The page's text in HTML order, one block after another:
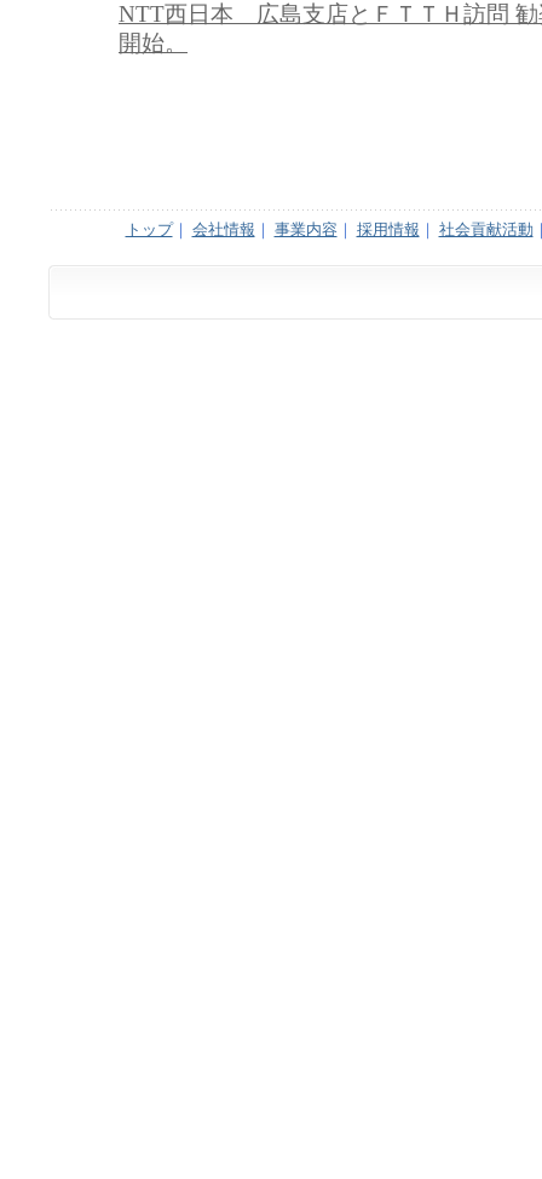
NTT西日本 広島支店とＦＴＴＨ訪問 勧
開始。
トップ｜ 会社情報 事業内容 採用情報 社会貢献活動